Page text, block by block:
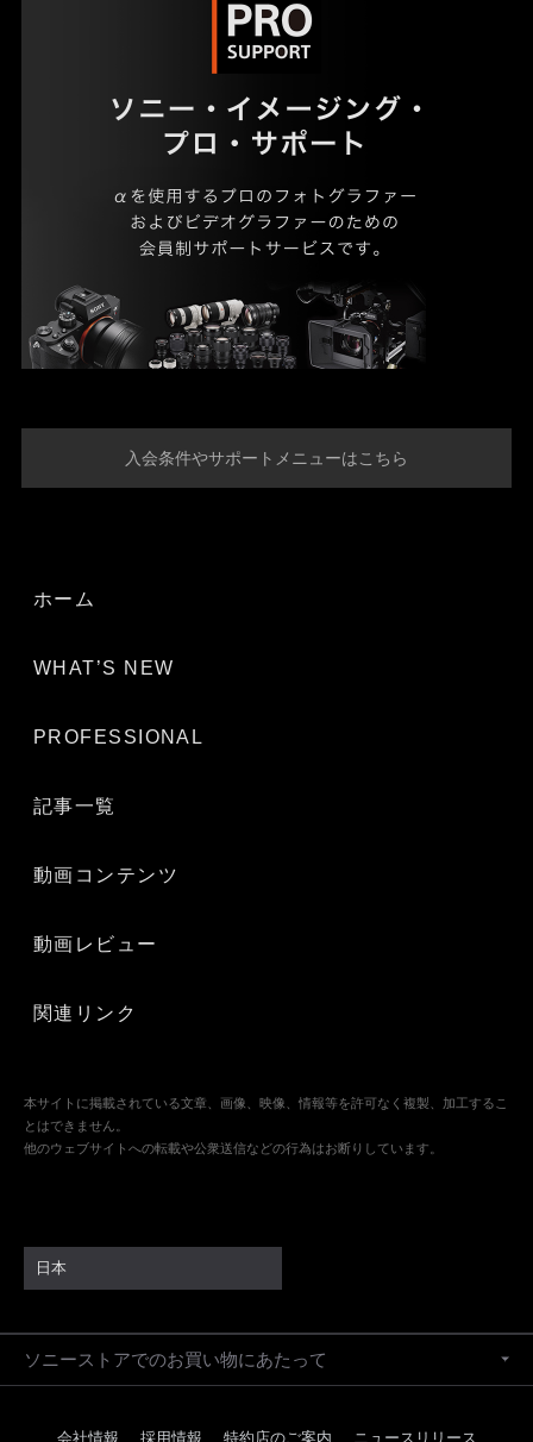
入会条件やサポートメニューはこちら
ホーム
WHAT’S NEW
PROFESSIONAL
記事一覧
動画コンテンツ
動画レビュー
関連リンク
本サイトに掲載されている文章、画像、映像、情報等を許可なく複製、加工するこ
とはできません。
他のウェブサイトへの転載や公衆送信などの行為はお断りしています。
日本
ソニーストアでのお買い物にあたって
会社情報 採用情報 特約店のご案内 ニュースリリース